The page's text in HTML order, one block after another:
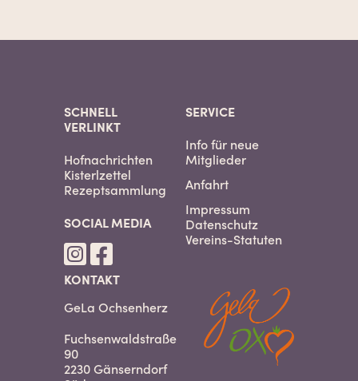
SCHNELL
VERLINKT
Hofnachrichten
Kisterlzettel
Rezeptsammlung
SOCIAL MEDIA
SERVICE
Info für neue
Mitglieder
Anfahrt
Impressum
Datenschutz
Vereins-Statuten
KONTAKT
GeLa Ochsenherz
Fuchsenwaldstraße
90
2230 Gänserndorf